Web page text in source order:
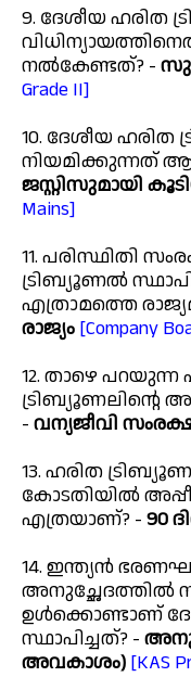
9. ദേശീയ ഹരിത
നൽകേണ്ടത്? -
Grade II]
10. ദേശീയ
നിയമിക്കുന്നത്
ജസ്റ്റിസുമായി
Mains]
11. പരിസ്ഥിതി
ട്രിബ്യൂണൽ
എത്രാമത്തെ
രാജ്യം [Company
12. താഴെ
ട്രിബ്യൂണലിന്റെ
- വന്യജീവി
13. ഹരിത
കോടതിയിൽ
എത്രയാണ്? - 90
14. ഇന്ത്യൻ
അനുച്ഛേദത്തിൽ
ഉൾക്കൊണ്ടാണ്
സ്ഥാപിച്ചത്? -
അവകാശം) [KAS